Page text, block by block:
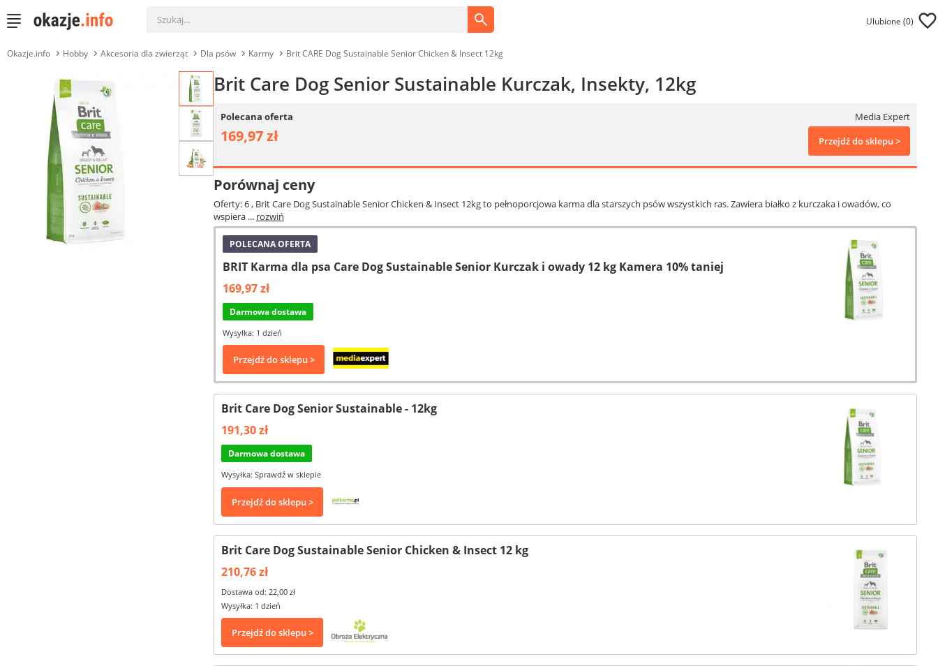
Ulubione (0)
Okazje.info Hobby Akcesoria dla zwierząt Dla psów Karmy Brit CARE Dog Sustainable Senior Chicken & Insect 12kg
Brit Care Dog Senior Sustainable Kurczak, Insekty, 12kg
Polecana oferta Media Expert
169,97 zł Przejdź do sklepu >
Porównaj ceny
Oferty: 6, Brit Care Dog Sustainable Senior Chicken & Insect 12kg to pełnoporcjowa karma dla starszych psów wszystkich ras. Zawiera białko z kurczaka i owadów, co
wspiera ... rozwiń
POLECANA OFERTA
BRIT Karma dla psa Care Dog Sustainable Senior Kurczak i owady 12 kg Kamera 10% taniej
169,97 zł
Darmowa dostawa
Wysyłka: 1 dzień
Przejdź do sklepu >
Brit Care Dog Senior Sustainable - 12kg
191,30 zł
Darmowa dostawa
Wysyłka: Sprawdź w sklepie
Przejdź do sklepu >
Brit Care Dog Sustainable Senior Chicken & Insect 12 kg
210,76 zł
Dostawa od: 22,00 zł
Wysyłka: 1 dzień
Przejdź do sklepu >